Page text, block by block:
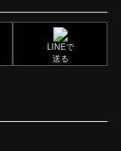
LINEで
送る